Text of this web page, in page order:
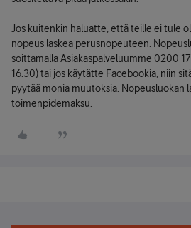
Jos kuitenkin haluatte, että teille ei tule
nopeus laskea perusnopeuteen.
soittamalla Asiakaspalveluumme 0200
16.30) tai jos käytätte Facebookia, niin
pyytää monia muutoksia. Nopeusluokan
toimenpidemaksu.